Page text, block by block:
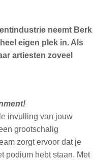
neemt Berk
eigen plek in. Als
artiesten zoveel
invulling van jouw
grootschalig
zorgt ervoor dat je
podium hebt staan. Met